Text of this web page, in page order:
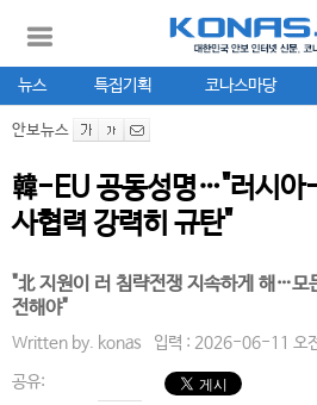
뉴스 특집기획 코나스마당
안보뉴스
韓-EU 공동성명…"러시아
사협력 강력히 규탄"
"北 지원이 러 침략전쟁 지속하게 해…모
전해야"
Written by. konas 입력 : 2026-06-11 오
공유: